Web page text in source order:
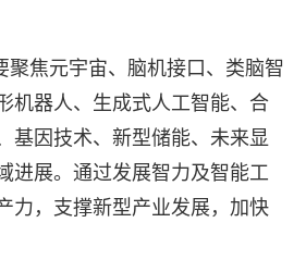
聚焦元宇宙、脑机接口、类脑智
机器人、生成式人工智能、合
基因技术、新型储能、未来显
进展。通过发展智力及智能工
力，支撑新型产业发展，加快